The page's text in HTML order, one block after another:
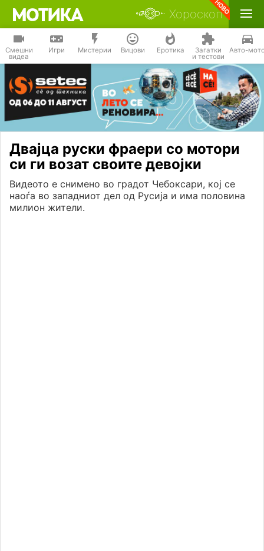
Хороскоп
Смешни
видеа
Игри Мистерии Вицови Еротика Загатки
и тестови
Авто-
Двајца руски фраери со мотори
си ги возат своите девојки
Видеото е снимено во градот Чебоксари, кој се
наоѓа во западниот дел од Русија и има половина
милион жители.